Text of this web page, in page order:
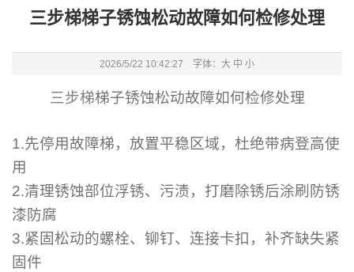
三步梯梯子锈蚀松动故障如何检修处理
2026/5/22 10:42:27 字体： 大 中 小
三步梯梯子锈蚀松动故障如何检修处理
1.先停用故障梯，放置平稳区域，杜绝带病登高使
用
2.清理锈蚀部位浮锈、污渍，打磨除锈后涂刷防锈
漆防腐
3.紧固松动的螺栓、铆钉、连接卡扣，补齐缺失紧
固件